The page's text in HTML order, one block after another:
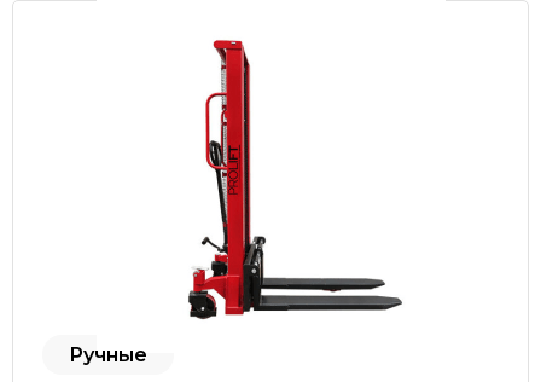
Ручные